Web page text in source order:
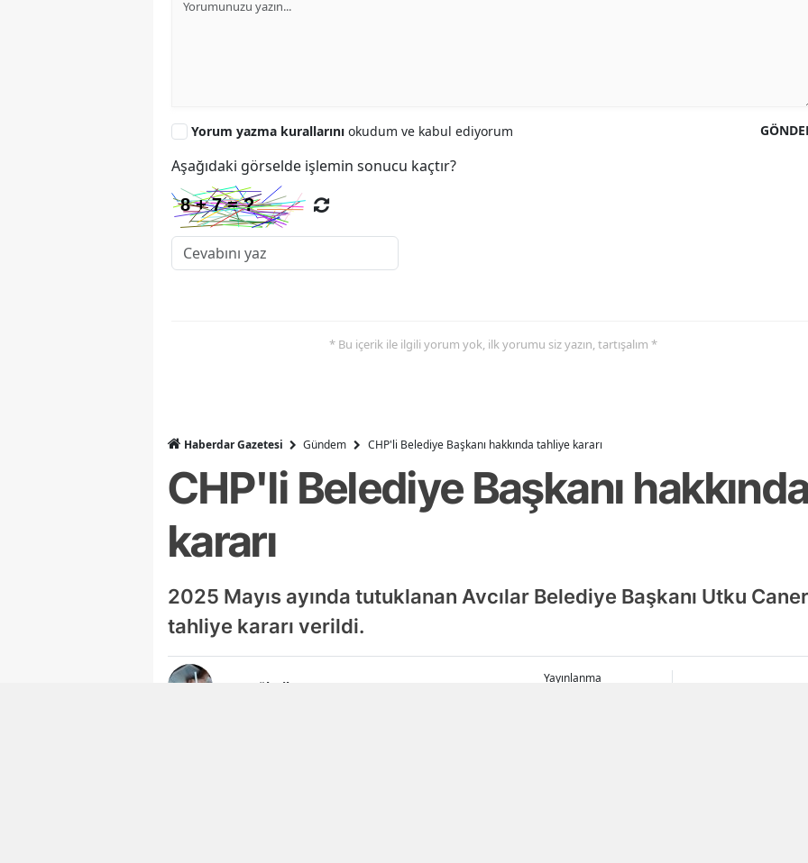
Yorum yazma kurallarını okudum ve kabul ediyorum
Aşağıdaki görselde işlemin sonucu kaçtır?
* Bu içerik ile ilgili yorum yok, ilk yorumu siz yazın, tartışalım *
Haberdar Gazetesi Gündem CHP'li Belediye Başkanı hakkında tahliye kararı
CHP'li Belediye Başkanı
kararı
2025 Mayıs ayında tutuklanan Avcılar Belediye Başkanı Utku
tahliye kararı verildi.
Ayşegül Dilaver
Yayınlanma